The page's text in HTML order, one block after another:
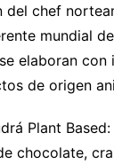
del chef
mundial
elaboran con
de origen
Plant Based:
chocolate,